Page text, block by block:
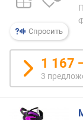
Спросить
1 167
3